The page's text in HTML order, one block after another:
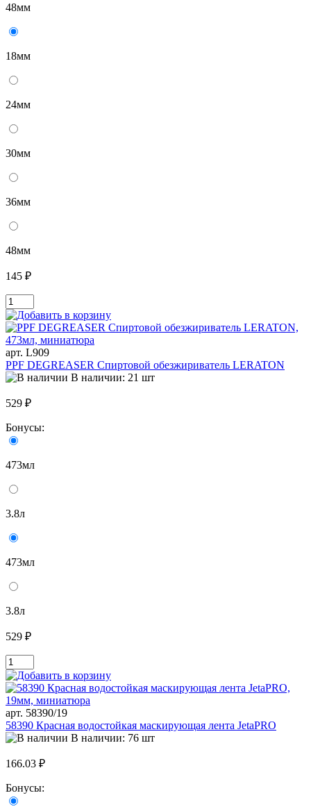
48мм
18мм
24мм
30мм
36мм
48мм
145 ₽
арт. L909
PPF DEGREASER Спиртовой обезжириватель LERATON
В наличии: 21 шт
529 ₽
Бонусы:
473мл
3.8л
473мл
3.8л
529 ₽
арт. 58390/19
58390 Красная водостойкая маскирующая лента JetaPRO
В наличии: 76 шт
166.03 ₽
Бонусы: